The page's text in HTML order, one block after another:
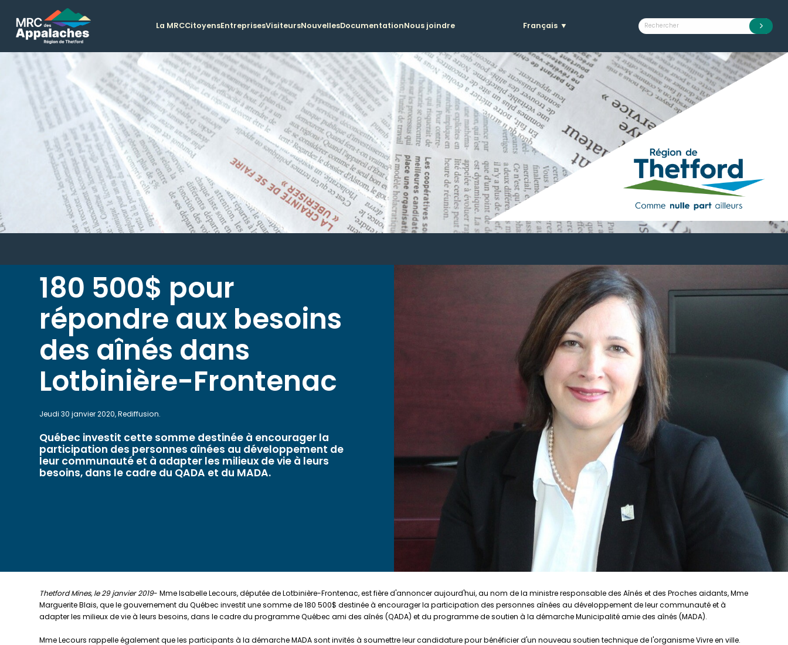
La MRCCitoyensEntreprisesVisiteursNouvellesDocumentationNous joindre Français ▼
180 500$ pour
répondre aux besoins
des aînés dans
Lotbinière-Frontenac
Jeudi 30 janvier 2020, Rediffusion.
Québec investit cette somme destinée à encourager la
participation des personnes aînées au développement de
leur communauté et à adapter les milieux de vie à leurs
besoins, dans le cadre du QADA et du MADA.
Thetford Mines, le 29 janvier 2019- Mme Isabelle Lecours, députée de Lotbinière-Frontenac, est fière d'annoncer aujourd'hui, au nom de la ministre responsable des Aînés et des Proches aidants, Mme
Marguerite Blais, que le gouvernement du Québec investit une somme de 180 500$ destinée à encourager la participation des personnes aînées au développement de leur communauté et à
adapter les milieux de vie à leurs besoins, dans le cadre du programme Québec ami des aînés (QADA) et du programme de soutien à la démarche Municipalité amie des aînés (MADA).
Mme Lecours rappelle également que les participants à la démarche MADA sont invités à soumettre leur candidature pour bénéficier d'un nouveau soutien technique de l'organisme Vivre en ville.